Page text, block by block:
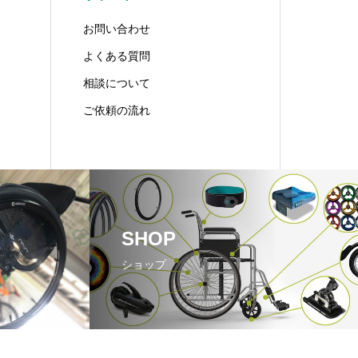
お問い合わせ
よくある質問
相談について
ご依頼の流れ
SHOP
ショップ